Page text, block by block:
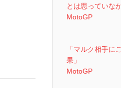
とは思っていな
MotoGP
「マルク相手に
果」
MotoGP